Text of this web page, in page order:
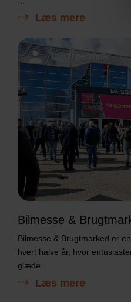
Læs mere
13300 personer
Bilmesse &
Bilmesse & Brugtmarked er
hvert halve år, hvor
glæde...
Læs mere